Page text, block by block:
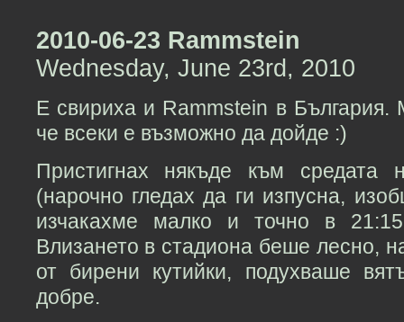
2010-06-23 Rammstein
Wednesday, June 23rd, 2010
Е свириха и Rammstein в
че всеки е възможно да дойде :)
Пристигнах някъде към
(нарочно гледах да ги изпусна,
изчакахме малко и точно в
Влизането в стадиона беше лесно,
от бирени кутийки, подухваше
добре.